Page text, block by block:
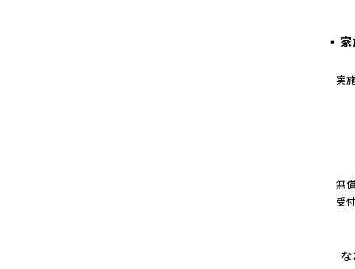
・
実
無
受
な